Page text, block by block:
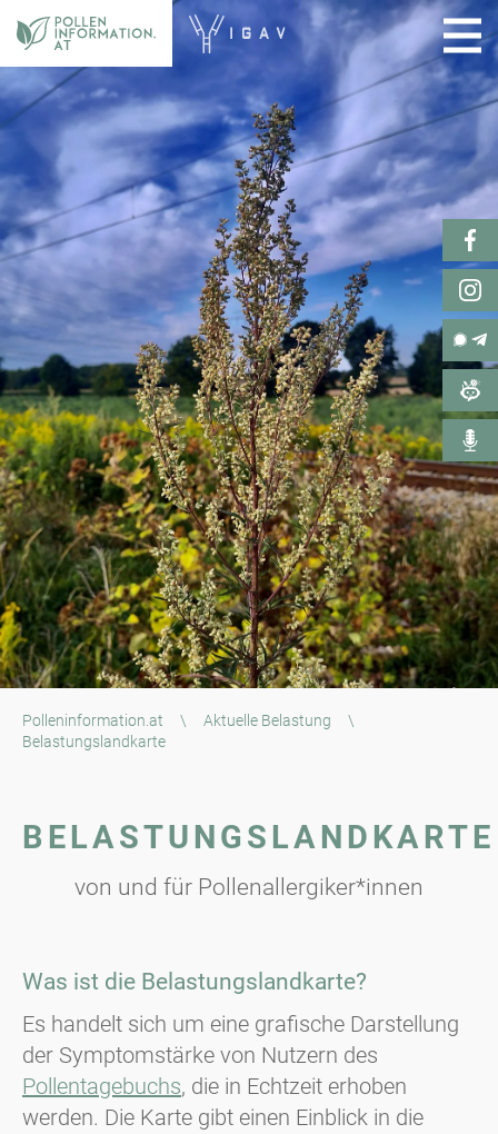
Polleninformation.at \ Aktuelle Belastung
\
Belastungslandkarte
BELASTUNGSLANDKARTE
von und für Pollenallergiker*innen
Was ist die Belastungslandkarte?
Es handelt sich um eine grafische Darstellung
der Symptomstärke von Nutzern des
Pollentagebuchs, die in Echtzeit erhoben
werden. Die Karte gibt einen Einblick in die